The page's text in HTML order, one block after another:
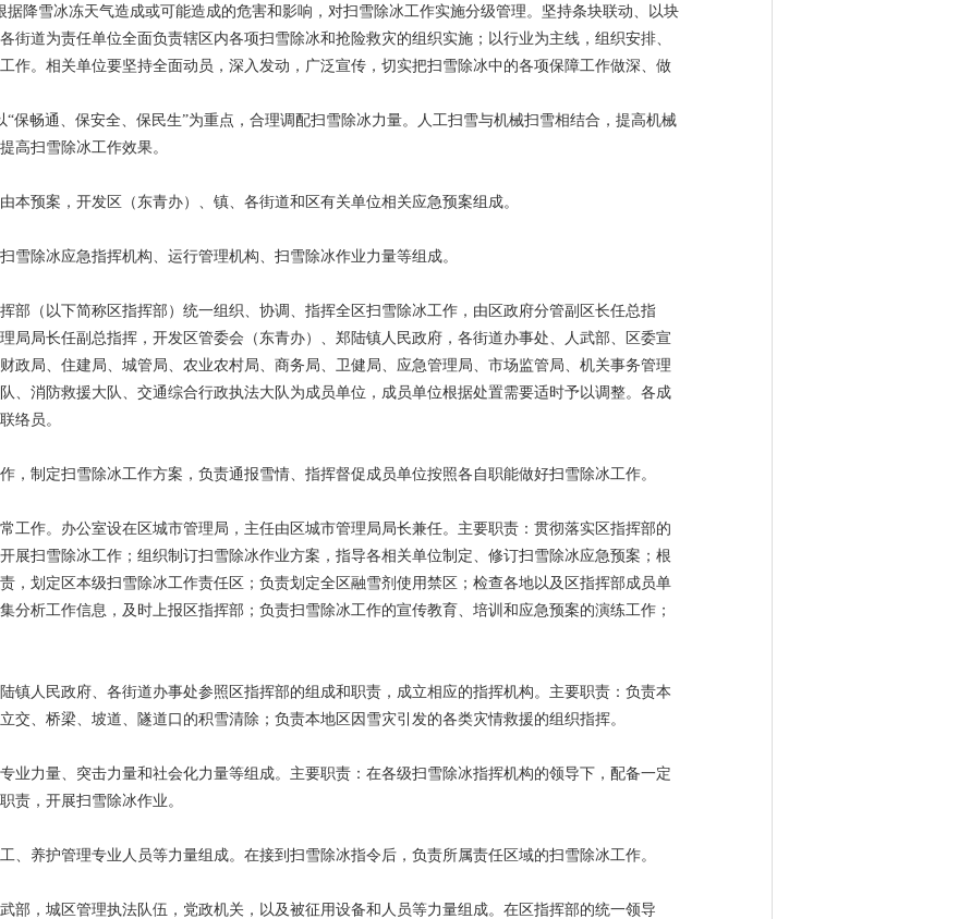
据降雪冰冻天气造成或可能造成的危害和影响，对扫雪除冰工作实施分级管理。坚持条块联动、以块
街道为责任单位全面负责辖区内各项扫雪除冰和抢险救灾的组织实施；以行业为主线，组织安排、
作。相关单位要坚持全面动员，深入发动，广泛宣传，切实把扫雪除冰中的各项保障工作做深、做
“保畅通、保安全、保民生”为重点，合理调配扫雪除冰力量。人工扫雪与机械扫雪相结合，提高机械
高扫雪除冰工作效果。
本预案，开发区（东青办）、镇、各街道和区有关单位相关应急预案组成。
雪除冰应急指挥机构、运行管理机构、扫雪除冰作业力量等组成。
部（以下简称区指挥部）统一组织、协调、指挥全区扫雪除冰工作，由区政府分管副区长任总指
局局长任副总指挥，开发区管委会（东青办）、郑陆镇人民政府，各街道办事处、人武部、区委宣
政局、住建局、城管局、农业农村局、商务局、卫健局、应急管理局、市场监管局、机关事务管理
、消防救援大队、交通综合行政执法大队为成员单位，成员单位根据处置需要适时予以调整。各成
络员。
，制定扫雪除冰工作方案，负责通报雪情、指挥督促成员单位按照各自职能做好扫雪除冰工作。
工作。办公室设在区城市管理局，主任由区城市管理局局长兼任。主要职责：贯彻落实区指挥部的
展扫雪除冰工作；组织制订扫雪除冰作业方案，指导各相关单位制定、修订扫雪除冰应急预案；根
，划定区本级扫雪除冰工作责任区；负责划定全区融雪剂使用禁区；检查各地以及区指挥部成员单
分析工作信息，及时上报区指挥部；负责扫雪除冰工作的宣传教育、培训和应急预案的演练工作；
镇人民政府、各街道办事处参照区指挥部的组成和职责，成立相应的指挥机构。主要职责：负责本
交、桥梁、坡道、隧道口的积雪清除；负责本地区因雪灾引发的各类灾情救援的组织指挥。
业力量、突击力量和社会化力量等组成。主要职责：在各级扫雪除冰指挥机构的领导下，配备一定
责，开展扫雪除冰作业。
、养护管理专业人员等力量组成。在接到扫雪除冰指令后，负责所属责任区域的扫雪除冰工作。
部，城区管理执法队伍，党政机关，以及被征用设备和人员等力量组成。在区指挥部的统一领导